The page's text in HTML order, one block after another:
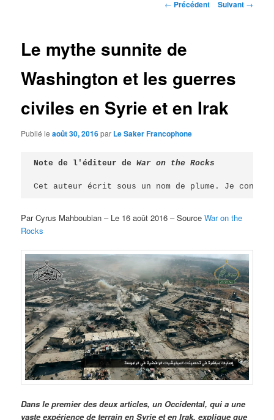
Navigation
← Précédent Suivant →
Le mythe sunnite de
Washington et les guerres
civiles en Syrie et en Irak
Publié leaoût 30, 2016par Le Saker Francophone
Note de l'éditeur de
Cet auteur écrit sous un nom de plume. Je
Par Cyrus Mahboubian – Le 16 août 2016 – SourceWar on the
Rocks
Dans le premier des deux articles, un Occidental, qui a une
vaste expérience de terrain en Syrie et en Irak, explique que